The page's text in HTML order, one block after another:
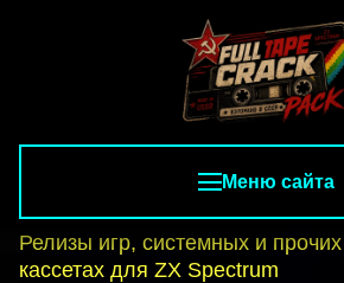
Меню сайта
Релизы игр, системных и
кассетах для ZX Spectrum